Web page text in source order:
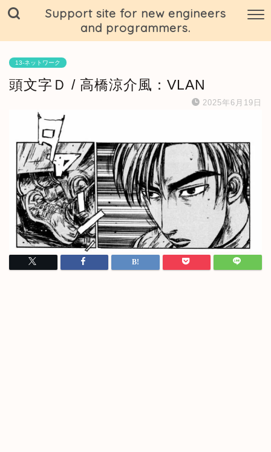
Support site for new engineers
and programmers.
13-ネットワーク
頭文字Ｄ / 高橋涼介風：VLAN
2025年6月19日